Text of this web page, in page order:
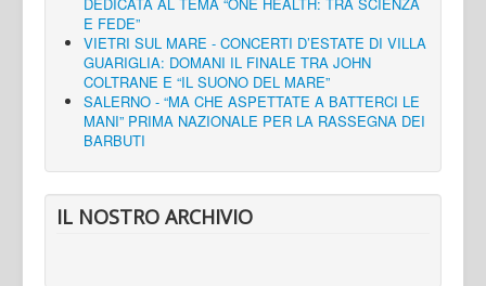
E FEDE”
VIETRI SUL MARE - CONCERTI D’ESTATE DI VILLA
GUARIGLIA: DOMANI IL FINALE TRA JOHN
COLTRANE E “IL SUONO DEL MARE”
SALERNO - “MA CHE ASPETTATE A BATTERCI LE
MANI” PRIMA NAZIONALE PER LA RASSEGNA DEI
BARBUTI
IL NOSTRO ARCHIVIO